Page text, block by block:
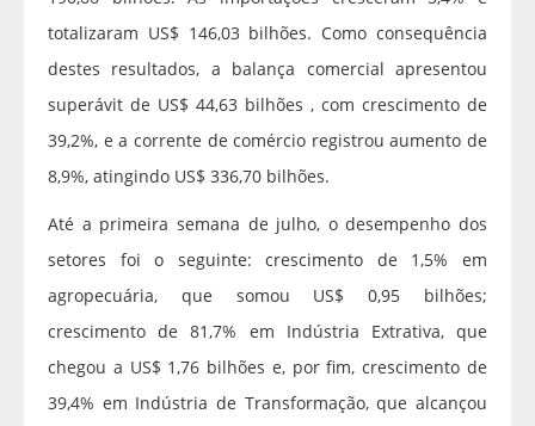
totalizaram US$ 146,03 bilhões. Como consequência
destes resultados, a balança comercial apresentou
superávit de US$ 44,63 bilhões , com crescimento de
39,2%, e a corrente de comércio registrou aumento de
8,9%, atingindo US$ 336,70 bilhões.
Até a primeira semana de julho, o desempenho dos
setores foi o seguinte: crescimento de 1,5% em
agropecuária, que somou US$ 0,95 bilhões;
crescimento de 81,7% em Indústria Extrativa, que
chegou a US$ 1,76 bilhões e, por fim, crescimento de
39,4% em Indústria de Transformação, que alcançou